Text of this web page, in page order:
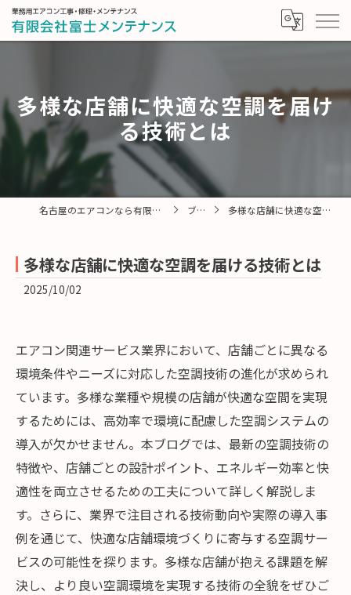
多様な店舗に快適な空調を届け
る技術とは
名古屋のエアコンなら有限会社富士メンテナンス ブログ 多様な店舗に快適な空調を届ける技術とは
多様な店舗に快適な空調を届ける技術とは
2025/10/02
エアコン関連サービス業界において、店舗ごとに異なる
環境条件やニーズに対応した空調技術の進化が求められ
ています。多様な業種や規模の店舗が快適な空間を実現
するためには、高効率で環境に配慮した空調システムの
導入が欠かせません。本ブログでは、最新の空調技術の
特徴や、店舗ごとの設計ポイント、エネルギー効率と快
適性を両立させるための工夫について詳しく解説しま
す。さらに、業界で注目される技術動向や実際の導入事
例を通じて、快適な店舗環境づくりに寄与する空調サー
ビスの可能性を探ります。多様な店舗が抱える課題を解
決し、より良い空調環境を実現する技術の全貌をぜひご